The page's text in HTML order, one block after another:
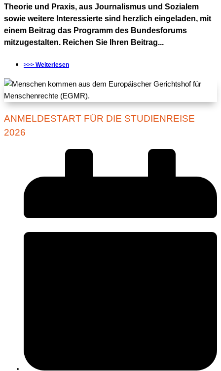
Theorie und Praxis, aus Journalismus und Sozialem
sowie weitere Interessierte sind herzlich eingeladen, mit
einem Beitrag das Programm des Bundesforums
mitzugestalten. Reichen Sie Ihren Beitrag...
>>> Weiterlesen
ANMELDESTART FÜR DIE STUDIENREISE
2026